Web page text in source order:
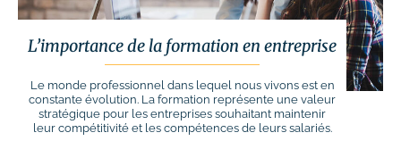
L’importance de la formation en entreprise
Le monde professionnel dans lequel nous vivons est en
constante évolution. La formation représente une valeur
stratégique pour les entreprises souhaitant maintenir
leur compétitivité et les compétences de leurs salariés.